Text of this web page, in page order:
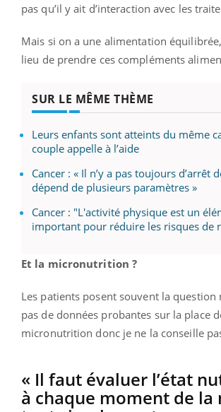
pas qu’il y ait d’interaction avec les
Mais si on a une alimentation
lieu de prendre ces compléments
SUR LE MÊME THÈME
Leurs enfants sont atteints du même
couple appelle à l’aide
Cancer : « Il n’y a pas toujours d’arrêt
dépend de plusieurs paramètres »
Cancer : "L'activité physique est un
important pour réduire les risques de
Et la micronutrition ?
Les patients posent souvent la question
pas de données probantes sur la place
micronutrition donc je ne la conseille
« Il faut évaluer l’état
à chaque moment de la